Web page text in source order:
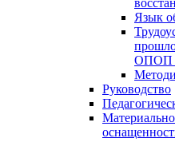
Язык
ОПОП
Руководство